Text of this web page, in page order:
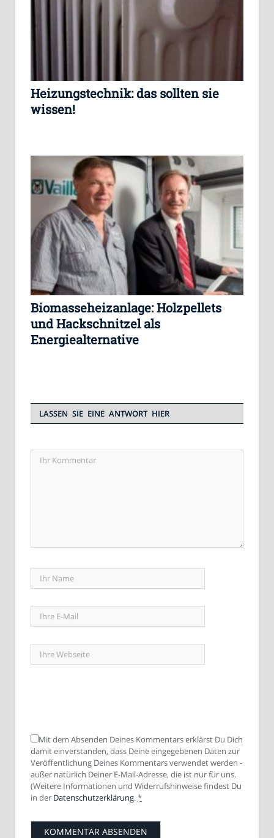
Heizungstechnik: das sollten sie
wissen!
Biomasseheizanlage: Holzpellets
und Hackschnitzel als
Energiealternative
LASSEN SIE EINE ANTWORT HIER
Mit dem Absenden Deines Kommentars erklärst Du Dich
damit einverstanden, dass Deine eingegebenen Daten zur
Veröffentlichung Deines Kommentars verwendet werden -
außer natürlich Deiner E-Mail-Adresse, die ist nur für uns.
(Weitere Informationen und Widerrufshinweise findest Du
in der Datenschutzerklärung.*